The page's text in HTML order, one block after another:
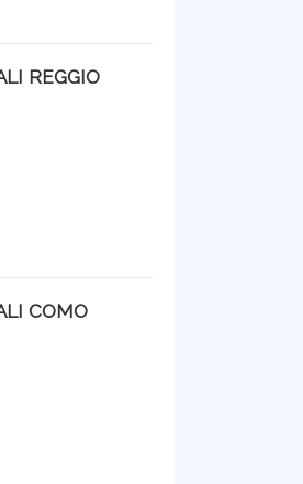
REGGIO
COMO